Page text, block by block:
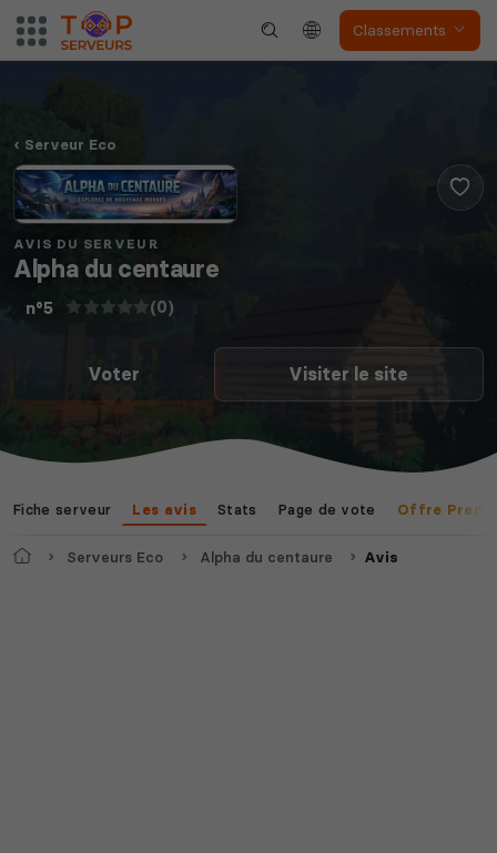
Classements
Dune Awakening Empyrion
Squad
Myth of Empires Enshrouded
jeux disponibles
Serveur Eco
AVIS DU SERVEUR
Alpha du centaure
n°5 (0)
Voter Visiter le site
Fiche serveur Les avis Stats Page de vote Offre
AccueilServeurs Eco Alpha du centaure Avis